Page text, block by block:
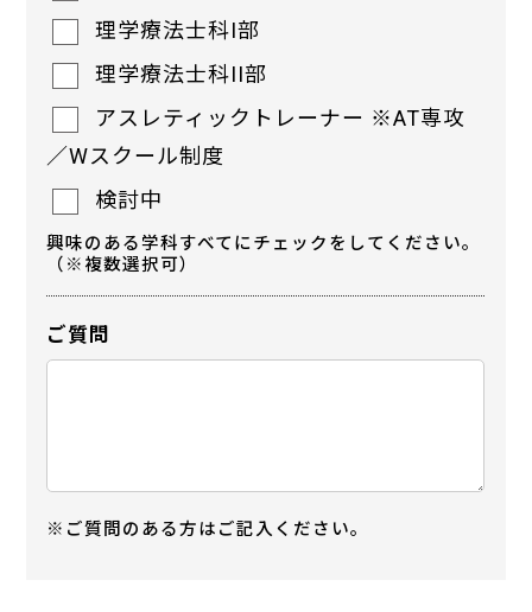
理学療法士科I部
理学療法士科II部
アスレティックトレーナー ※AT専攻
／Wスクール制度
検討中
興味のある学科すべてにチェックをしてください。
（※複数選択可）
ご質問
※ご質問のある方はご記入ください。